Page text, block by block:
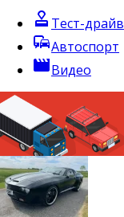
approval Тест-драйв
commuteАвтоспорт
movieВидео